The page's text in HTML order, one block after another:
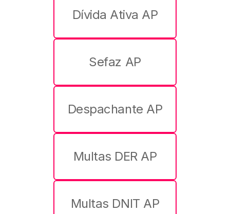
Dívida Ativa AP
Sefaz AP
Despachante AP
Multas DER AP
Multas DNIT AP